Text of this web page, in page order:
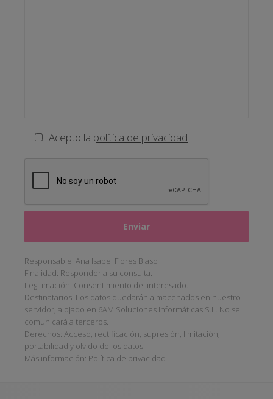
Acepto la política de privacidad
Responsable: Ana Isabel Flores Blaso
Finalidad: Responder a su consulta.
Legitimación: Consentimiento del interesado.
Destinatarios: Los datos quedarán almacenados en nuestro
servidor, alojado en 6AM Soluciones Informáticas S.L. No se
comunicará a terceros.
Derechos: Acceso, rectificación, supresión, limitación,
portabilidad y olvido de los datos.
Más información: Política de privacidad